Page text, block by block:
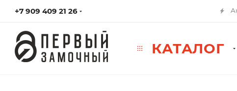
+7 909 409 21 26
КАТАЛОГ